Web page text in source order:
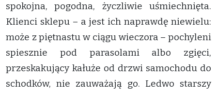
spokojna, pogodna, życzliwie uśmiechnięta.
Klienci sklepu – a jest ich naprawdę niewielu:
może z piętnastu w ciągu wieczora – pochyleni
spiesznie pod parasolami albo zgięci,
przeskakujący kałuże od drzwi samochodu do
schodków, nie zauważają go. Ledwo starszy